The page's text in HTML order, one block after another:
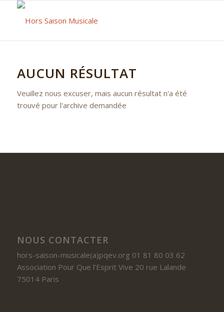
AUCUN RÉSULTAT
Veuillez nous excuser, mais aucun résultat n'a été
trouvé pour l'archive demandée
NOUS CONTACTER
hors-saison-musicale(a)pqev.org 01 81 80 03 62
Association Pour Que l’Esprit Vive 20 rue Lalande
75014 Paris